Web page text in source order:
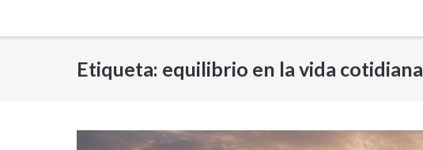
Etiqueta: equilibrio en la vida cotidiana